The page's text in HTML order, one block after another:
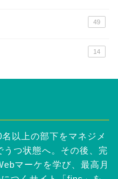
49
14
以上の部下をマネジメ
うつ状態へ。その後、完
マーケを学び、最高月